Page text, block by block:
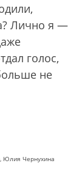
Лично я —
голос,
не
Юлия Чернухина